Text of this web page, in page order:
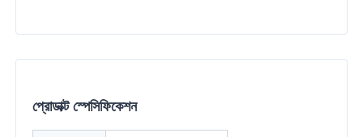
প্রোডাক্ট স্পেসিফিকেশন